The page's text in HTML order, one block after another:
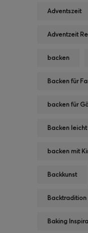
Adventszeit
Adventzeit
backen
Backen für
backen für
Backen
backen mit
Backkunst
Backtradition
Baking